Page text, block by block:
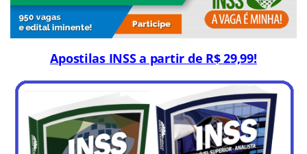
Apostilas INSS a partir de R$ 29,99!